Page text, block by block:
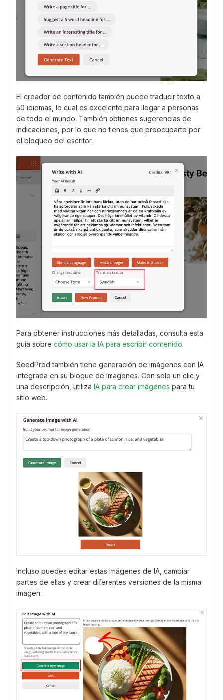
El creador de contenido también puede traducir texto a
50 idiomas, lo cual es excelente para llegar a personas
de todo el mundo. También obtienes sugerencias de
indicaciones, por lo que no tienes que preocuparte por
el bloqueo del escritor.
Para obtener instrucciones más detalladas, consulta esta
guía sobre cómo usar la IA para escribir contenido.
SeedProd también tiene generación de imágenes con IA
integrada en su bloque de Imágenes. Con solo un clic y
una descripción, utiliza IA para crear imágenes para tu
sitio web.
Incluso puedes editar estas imágenes de IA, cambiar
partes de ellas y crear diferentes versiones de la misma
imagen.